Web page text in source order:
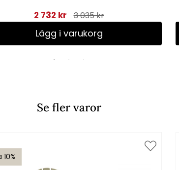
2 732 kr 3 035 kr
Lägg i varukorg
Se fler varor
10%